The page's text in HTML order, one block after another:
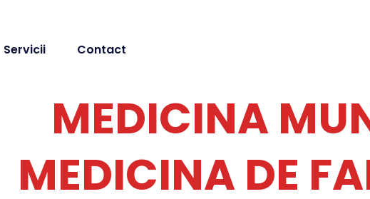
Servicii Contact
MEDICINA
MEDICINA DE